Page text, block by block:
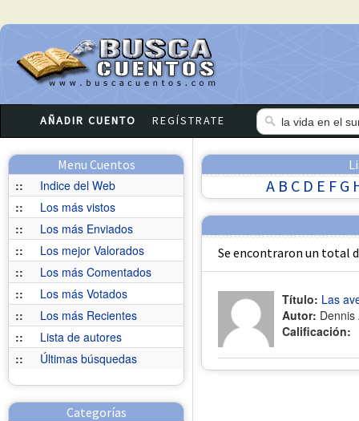
AÑADIR CUENTO REGÍSTRATE
Menu Cuentos
::
Indice del Web
::
Los más vistos
::
Los más Enviados
::
Los mejor Valorados
::
Los más Comentados
::
Los más Votados
::
Los más Recientes
::
Lista de autores
::
Últimas búsquedas
Categorías
A B C D E F G
Se encontraron un total
Título: Las
Autor:
Calificación: